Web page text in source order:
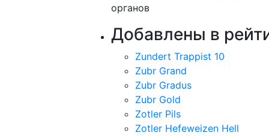
органов
Добавлены в
Zundert Trappist 10
Zubr Grand
Zubr Gradus
Zubr Gold
Zotler Pils
Zotler Hefeweizen Hell